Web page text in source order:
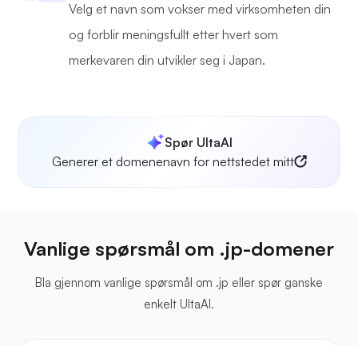
Velg et navn som vokser med virksomheten din
og forblir meningsfullt etter hvert som
merkevaren din utvikler seg i Japan.
Spør UltaAI
Generer et domenenavn for nettstedet mitt
Vanlige spørsmål om .jp-domener
Bla gjennom vanlige spørsmål om .jp eller spør ganske
enkelt UltaAI.